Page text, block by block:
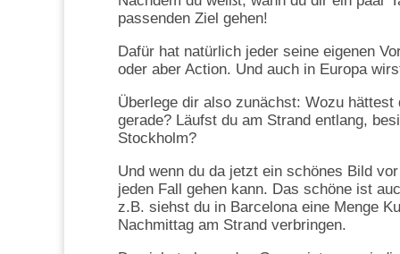
passenden Ziel gehen!
Dafür hat natürlich jeder seine eigenen
oder aber Action. Und auch in Europa
Überlege dir also zunächst: Wozu
gerade? Läufst du am Strand entlang,
Stockholm?
Und wenn du da jetzt ein schönes Bild
jeden Fall gehen kann. Das schöne ist
z.B. siehst du in Barcelona eine Menge
Nachmittag am Strand verbringen.